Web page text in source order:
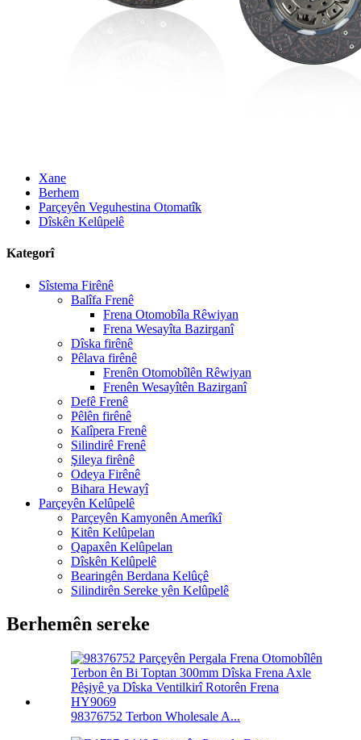
Xane
Berhem
Parçeyên Veguhestina Otomatîk
Dîskên Kelûpelê
Kategorî
Sîstema Firênê
Balîfa Frenê
Frena Otomobîla Rêwiyan
Frena Wesayîta Bazirganî
Dîska firênê
Pêlava firênê
Frenên Otomobîlên Rêwiyan
Frenên Wesayîtên Bazirganî
Defê Frenê
Pêlên firênê
Kalîpera Frenê
Silindirê Frenê
Şileya firênê
Odeya Firênê
Bihara Hewayî
Parçeyên Kelûpelê
Parçeyên Kamyonên Amerîkî
Kitên Kelûpelan
Qapaxên Kelûpelan
Dîskên Kelûpelê
Bearingên Berdana Kelûçê
Silindirên Sereke yên Kelûpelê
Berhemên sereke
98376752 Terbon Wholesale A...